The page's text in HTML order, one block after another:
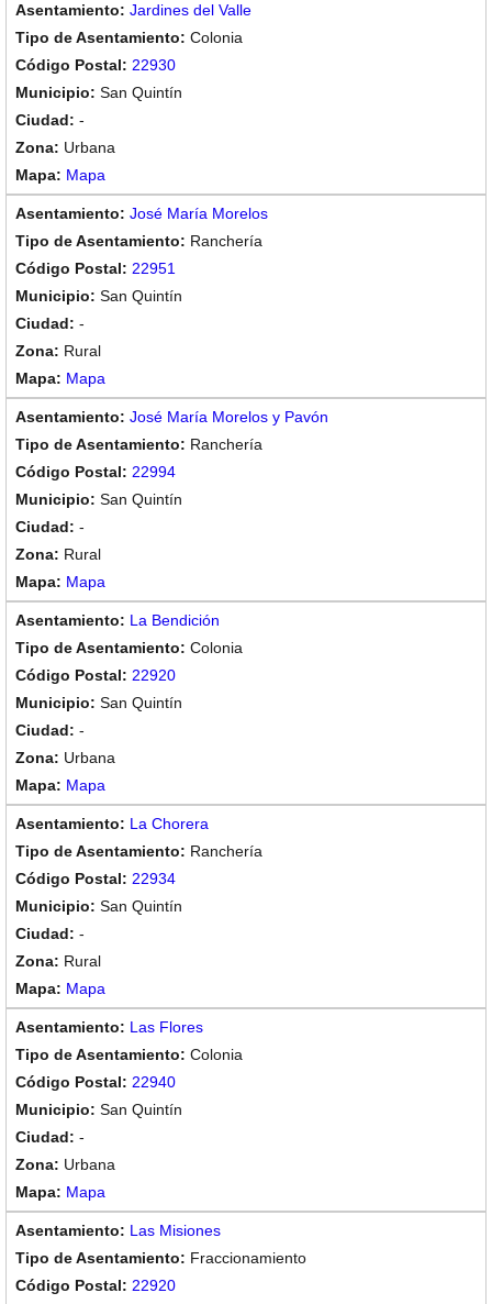
Jardines del Valle
Colonia
22930
San Quintín
-
Urbana
Mapa
José María Morelos
Ranchería
22951
San Quintín
-
Rural
Mapa
José María Morelos y Pavón
Ranchería
22994
San Quintín
-
Rural
Mapa
La Bendición
Colonia
22920
San Quintín
-
Urbana
Mapa
La Chorera
Ranchería
22934
San Quintín
-
Rural
Mapa
Las Flores
Colonia
22940
San Quintín
-
Urbana
Mapa
Las Misiones
Fraccionamiento
22920